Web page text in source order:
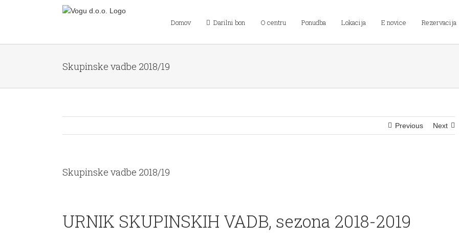
Domov Darilni bon O centru Ponudba Lokacija E novice Rezervacija
Skupinske vadbe 2018/19
Previous Next
Skupinske vadbe 2018/19
Image
URNIK SKUPINSKIH VADB, sezona 2018-2019